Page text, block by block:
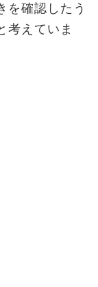
を確認したう
考えていま